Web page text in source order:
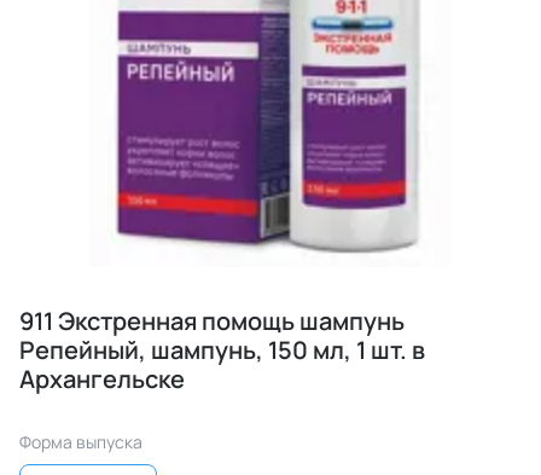
911 Экстренная помощь шампунь
Репейный, шампунь, 150 мл, 1 шт. в
Архангельске
Форма выпуска